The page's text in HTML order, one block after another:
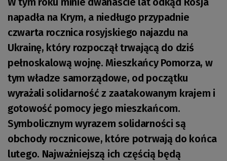
napadła na Krym, a niedługo przypadnie
czwarta rocznica rosyjskiego najazdu na
Ukrainę, który rozpoczął trwającą do dziś
pełnoskalową wojnę. Mieszkańcy Pomorza, w
tym władze samorządowe, od początku
wyrażali solidarność z zaatakowanym krajem i
gotowość pomocy jego mieszkańcom.
Symbolicznym wyrazem solidarności są
obchody rocznicowe, które potrwają do końca
lutego. Najważniejszą ich częścią będą